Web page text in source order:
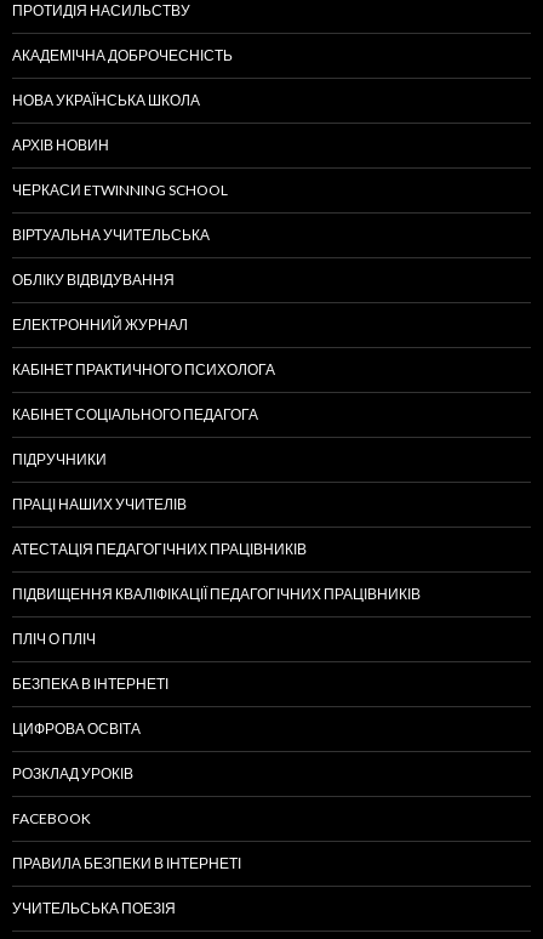
ПРОТИДІЯ НАСИЛЬСТВУ
АКАДЕМІЧНА ДОБРОЧЕСНІСТЬ
НОВА УКРАЇНСЬКА ШКОЛА
АРХІВ НОВИН
ЧЕРКАСИ ETWINNING SCHOOL
ВІРТУАЛЬНА УЧИТЕЛЬСЬКА
ОБЛІКУ ВІДВІДУВАННЯ
ЕЛЕКТРОННИЙ ЖУРНАЛ
КАБІНЕТ ПРАКТИЧНОГО ПСИХОЛОГА
КАБІНЕТ СОЦІАЛЬНОГО ПЕДАГОГА
ПІДРУЧНИКИ
ПРАЦІ НАШИХ УЧИТЕЛІВ
АТЕСТАЦІЯ ПЕДАГОГІЧНИХ ПРАЦІВНИКІВ
ПІДВИЩЕННЯ КВАЛІФІКАЦІЇ ПЕДАГОГІЧНИХ ПРАЦІВНИКІВ
ПЛІЧ О ПЛІЧ
БЕЗПЕКА В ІНТЕРНЕТІ
ЦИФРОВА ОСВІТА
РОЗКЛАД УРОКІВ
FACEBOOK
ПРАВИЛА БЕЗПЕКИ В ІНТЕРНЕТІ
УЧИТЕЛЬСЬКА ПОЕЗІЯ